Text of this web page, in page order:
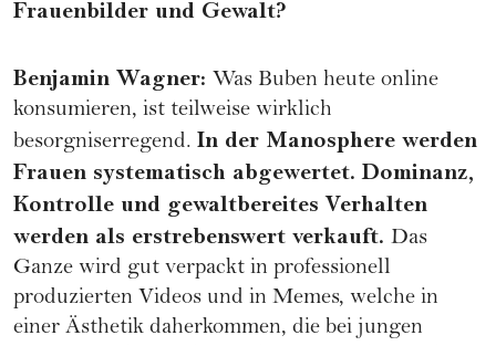
Frauenbilder und Gewalt?
Benjamin Wagner: Was Buben heute online
konsumieren, ist teilweise wirklich
besorgniserregend. In der Manosphere werden
Frauen systematisch abgewertet. Dominanz,
Kontrolle und gewaltbereites Verhalten
werden als erstrebenswert verkauft. Das
Ganze wird gut verpackt in professionell
produzierten Videos und in Memes, welche in
einer Ästhetik daherkommen, die bei jungen